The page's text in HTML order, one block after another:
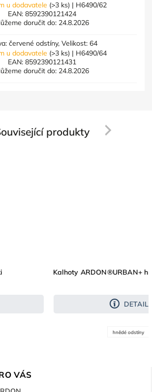
u dodavatele (>3 ks) | H6490/62
EAN: 8592390121424
doručit do: 24.8.2026
červené odstíny, Velikost: 64
u dodavatele (>3 ks) | H6490/64
EAN: 8592390121431
doručit do: 24.8.2026
produkty
ARDON®URBAN+ hnědá
Next
VÁS